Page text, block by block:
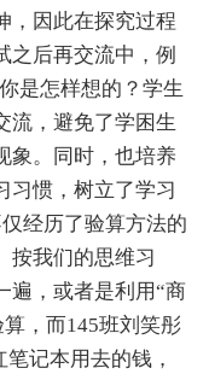
，因此在探究过程
之后再交流中，例
是怎样想的？学生
流，避免了学困生
象。同时，也培养
习惯，树立了学习
经历了验算方法的
按我们的思维习
遍，或者是利用“商
，而145班刘笑彤
记本用去的钱，